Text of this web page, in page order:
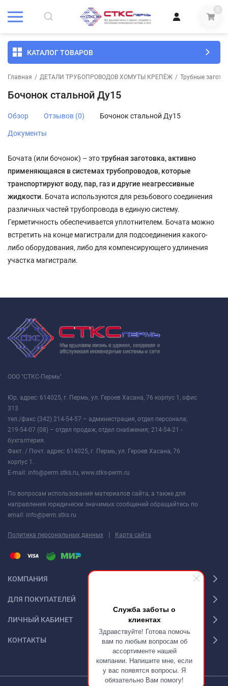
Служба заботы о
клиентах
Здравствуйте! Готова помочь
вам по любым вопросам об
ассортименте нашей
компании. Напишите мне, если
у вас появятся вопросы. Я
обязательно Вам помогу!
0
КАТАЛОГ ТОВАРОВ
Главная / ДЕТАЛИ ТРУБОПРОВОДОВ ХОМУТЫ КРЕПЁЖ / Трубные
Бочонок стальной Ду15
Обзор Отзывов (0) Бочонок стальной Ду15
Документы
Бочата (или бочонок) – этотрубная заготовка, активно
применяющаяся в системах трубопроводов, которые
транспортируют воду, пар, газ и другие неагрессивные
жидкости. Бочата используются для резьбового соединения
различных частей трубопровода в единую систему.
Герметичность обеспечивается уплотнителем. Бочата можно
встретить на конце магистрали для подсоединения какого-
либо оборудования, либо для компенсирующего удлинения
участка магистрали.
ООО "СТКС-Пермь"
Юр. адрес: 614025, г. Пермь, ул. Героев Хасана, 76 корпус 1, офис
313
тел./факс (342) 214-54-57 – администрация, отдел персонала;
219-54-07 (08) – отдел продаж, отдел снабжения; 214-54-21 -
бухгалтерия.
Факт. / Почт. адрес: 614025, г. Пермь, ул. Героев Хасана, 76
корпус 1.
E-mail: info@perm.stks.ru, www.stks-perm.ru
По вопросам использования материалов сайта, а также для
направления юридически значимых сообщений обращайтесь по
email: info@perm.stks.ru
Политика персональных данных | Карта сайта
КОМПАНИЯ
ДЛЯ ПОКУПАТЕЛЕЙ
ЛИЧНЫЙ КАБИНЕТ
КОНТАКТЫ